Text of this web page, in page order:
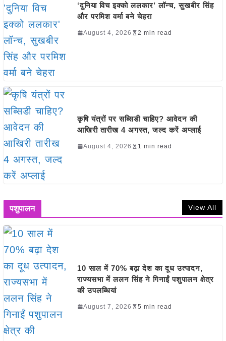
‘दुनिया विच इक्को ललकार’ लॉन्च, सुखबीर सिंह
और परमिश वर्मा बने चेहरा
August 4, 2026 2 min read
कृषि यंत्रों पर सब्सिडी चाहिए? आवेदन की
आखिरी तारीख 4 अगस्त, जल्द करें अप्लाई
August 4, 2026 1 min read
पशुपालन View All
10 साल में 70% बढ़ा देश का दूध उत्पादन,
राज्यसभा में ललन सिंह ने गिनाईं पशुपालन क्षेत्र
की उपलब्धियां
August 7, 2026 5 min read